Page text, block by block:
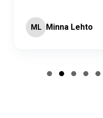
ML Minna Lehto